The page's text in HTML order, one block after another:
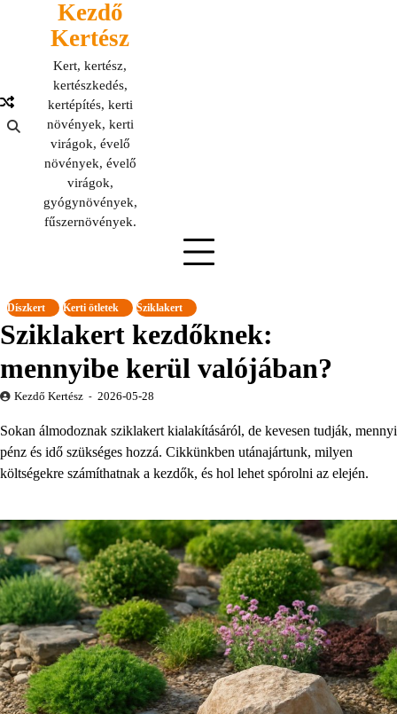
Kezdő
Kertész
Kert, kertész,
kertészkedés,
kertépítés, kerti
növények, kerti
virágok, évelő
növények, évelő
virágok,
gyógynövények,
fűszernövények.
Díszkert Kerti ötletek Sziklakert
Sziklakert kezdőknek:
mennyibe kerül valójában?
Kezdő Kertész 2026-05-28
Sokan álmodoznak sziklakert kialakításáról, de kevesen tudják, mennyi
pénz és idő szükséges hozzá. Cikkünkben utánajártunk, milyen
költségekre számíthatnak a kezdők, és hol lehet spórolni az elején.